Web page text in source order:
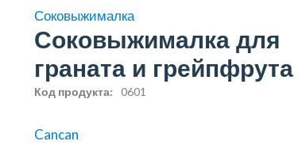
Соковыжималка
Соковыжималка для
граната и грейпфрута
Код продукта: 0601
Cancan